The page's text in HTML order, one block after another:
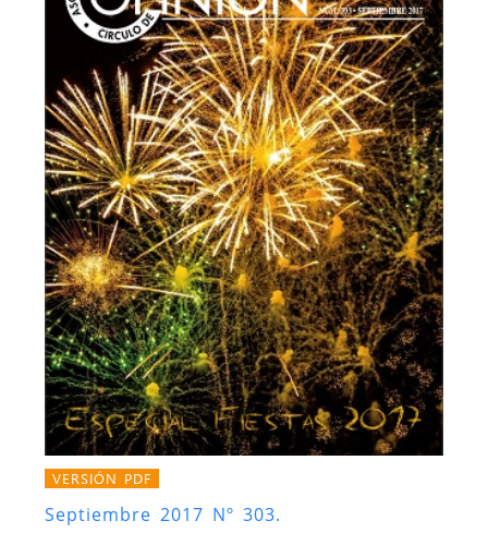
VERSIÓN PDF
Septiembre 2017 Nº 303.